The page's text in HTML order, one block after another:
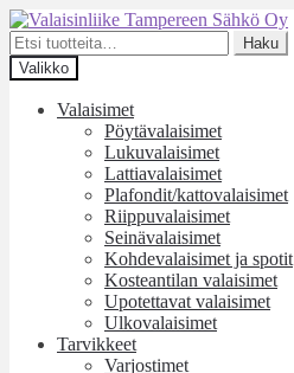
Siirry
navigointiin
Siirry
sisältöön
Etsi:
Haku
Valikko
Valaisimet
Pöytävalaisimet
Lukuvalaisimet
Lattiavalaisimet
Plafondit/kattovalaisimet
Riippuvalaisimet
Seinävalaisimet
Kohdevalaisimet ja spotit
Kosteantilan valaisimet
Upotettavat valaisimet
Ulkovalaisimet
Tarvikkeet
Varjostimet